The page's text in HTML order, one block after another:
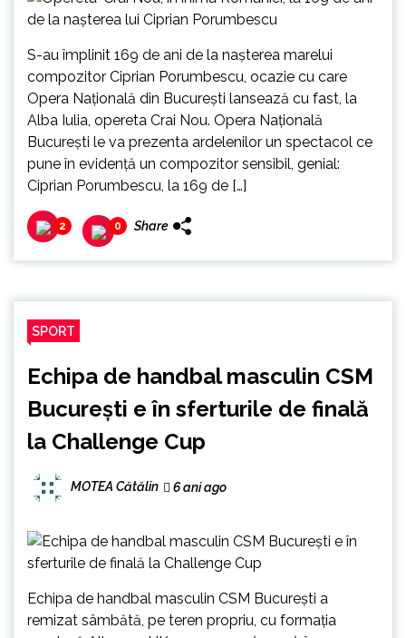
S-au împlinit 169 de ani de la nașterea marelui
compozitor Ciprian Porumbescu, ocazie cu care
Opera Națională din București lansează cu fast, la
Alba Iulia, opereta Crai Nou. Opera Naţională
Bucureşti le va prezenta ardelenilor un spectacol ce
pune în evidenţă un compozitor sensibil, genial:
Ciprian Porumbescu, la 169 de […]
2 0 Share
SPORT
Echipa de handbal masculin CSM
București e în sferturile de finală
la Challenge Cup
MOTEA Cătălin 6 ani ago
Echipa de handbal masculin CSM Bucureşti a
remizat sâmbătă, pe teren propriu, cu formaţia